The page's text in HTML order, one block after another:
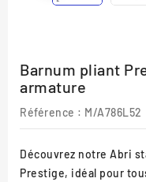
Barnum pliant
armature
Référence : M/A786L52
Découvrez notre Abri
Prestige, idéal pour